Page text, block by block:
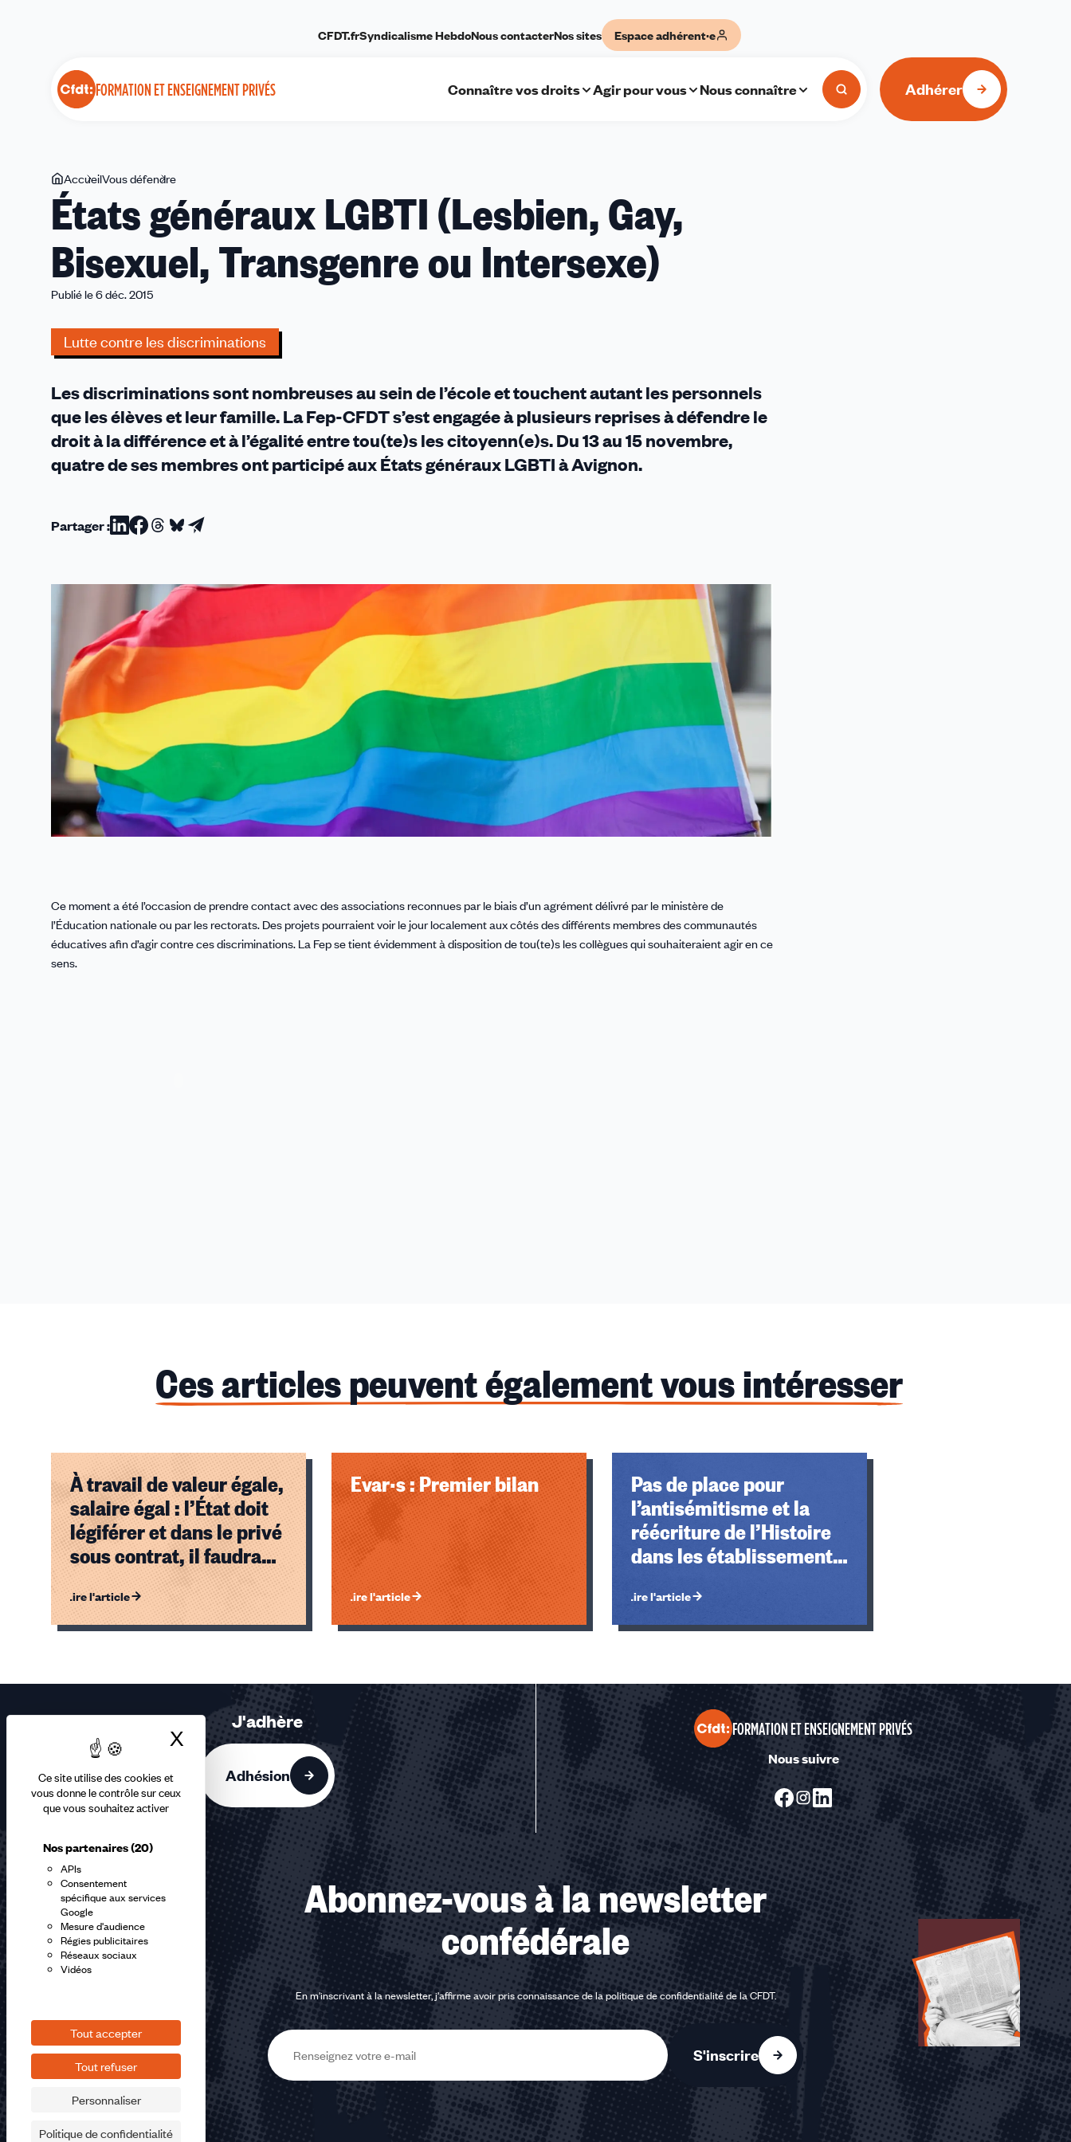
Ce site utilise des cookies et
vous donne le contrôle sur ceux
que vous souhaitez activer
Nos partenaires(20)
APIs
Consentement
spécifique aux services
Google
Mesure d'audience
Régies publicitaires
Réseaux sociaux
Vidéos
Tout accepter
Tout refuser
Personnaliser
Politique de confidentialité
X Masquer le bandeau des cookies
FORMATION ET ENSEIGNEMENT PRIVÉS
CFDT.frSyndicalisme HebdoNous contacterNos sites Espace adhérent·e
Connaître vos droits Agir pour vous Nous connaître Adhérer
Vous
êtes
ici
AccueilVous défendre
généraux
LGBTI
(Lesbien,
Gay,
Bisexuel,
Intersexe)
États généraux LGBTI (Lesbien, Gay,
Bisexuel, Transgenre ou Intersexe)
Publié le 6 déc. 2015
Lutte contre les discriminations
Les discriminations sont nombreuses au sein de l’école et touchent autant les personnels
que les élèves et leur famille. La Fep-CFDT s’est engagée à plusieurs reprises à défendre le
droit à la différence et à l’égalité entre tou(te)s les citoyenn(e)s. Du 13 au 15 novembre,
quatre de ses membres ont participé aux États généraux LGBTI à Avignon.
Partager :Partager
Linkedin
Partager
Facebook
Partager
Threads
Partager
Bluesky
Partager
email
Ce moment a été l’occasion de prendre contact avec des associations reconnues par le biais d’un agrément délivré par le ministère de
l’Éducation nationale ou par les rectorats. Des projets pourraient voir le jour localement aux côtés des différents membres des communautés
éducatives afin d’agir contre ces discriminations. La Fep se tient évidemment à disposition de tou(te)s les collègues qui souhaiteraient agir en ce
sens.
Ces articles peuvent également vous intéresser
À travail de valeur égale,
salaire égal : l’État doit
légiférer et dans le privé
sous contrat, il faudra
agir !
Lire l'article
Evar·s : Premier bilan
Lire l'article
Pas de place pour
l’antisémitisme et la
réécriture de l’Histoire
dans les établissements
Lire l'article
Éléments
sur
accessibles
J'adhère
Adhésion
FORMATION ET ENSEIGNEMENT PRIVÉS
Nous suivre
Abonnez-vous à la newsletter
confédérale
En m'inscrivant à la newsletter, j'affirme avoir pris connaissance de lapolitique de confidentialité de la CFDT.
E-
mail
S'inscrire